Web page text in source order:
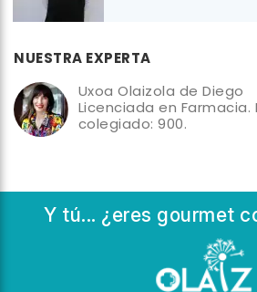
NUESTRA EXPERTA
Uxoa Olaizola de Diego
Licenciada en Farmacia.
colegiado: 900.
Y tú... ¿eres gourmet